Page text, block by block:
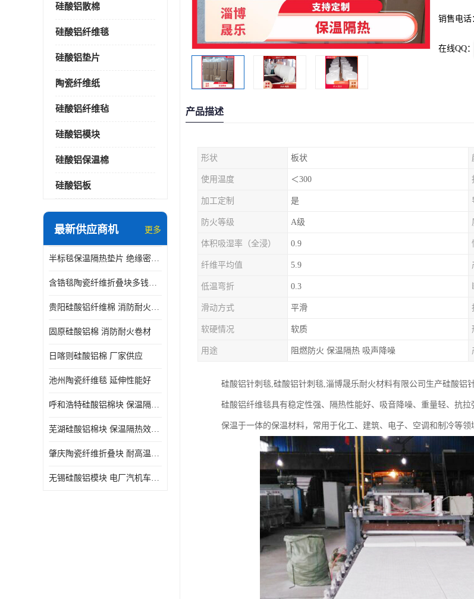
硅酸铝散棉
硅酸铝纤维毯
硅酸铝垫片
陶瓷纤维纸
硅酸铝纤维毡
硅酸铝模块
硅酸铝保温棉
硅酸铝板
最新供应商机 更多
半标毯保温隔热垫片 绝缘密封垫片
含锆毯陶瓷纤维折叠块多钱一立方 硅酸铝模块
贵阳硅酸铝纤维棉 消防耐火卷材
固原硅酸铝棉 消防耐火卷材
日喀则硅酸铝棉 厂家供应
池州陶瓷纤维毯 延伸性能好
呼和浩特硅酸铝棉块 保温隔热效果好
芜湖硅酸铝棉块 保温隔热效果好
肇庆陶瓷纤维折叠块 耐高温阻燃 抗撕裂 质地硬
无锡硅酸铝模块 电厂汽机车间设备管道保温用硅酸铝棉
销售电话
在线QQ：
产品描述
形状 板状
使用温度 ＜300
加工定制 是
防火等级 A级
体积吸湿率（全浸） 0.9
纤维平均值 5.9
低温弯折 0.3
滑动方式 平滑
软硬情况 软质
用途 阻燃防火 保温隔热 吸声降噪
硅酸铝针刺毯,硅酸铝针刺毯,淄博晟乐耐火材料有限公司生产硅酸铝
硅酸铝纤维毯具有稳定性强、隔热性能好、吸音降噪、重量轻、抗
保温于一体的保温材料，常用于化工、建筑、电子、空调和制冷等领